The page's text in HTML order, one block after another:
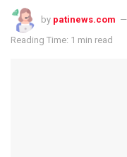
by patinews.com
Reading Time: 1 min read